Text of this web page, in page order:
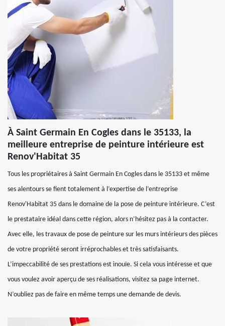
À Saint Germain En Cogles dans le 35133, la
meilleure entreprise de peinture intérieure est
Renov'Habitat 35
Tous les propriétaires à Saint Germain En Cogles dans le 35133 et même
ses alentours se fient totalement à l’expertise de l’entreprise
Renov'Habitat 35 dans le domaine de la pose de peinture intérieure. C’est
le prestataire idéal dans cette région, alors n’hésitez pas à la contacter.
Avec elle, les travaux de pose de peinture sur les murs intérieurs des pièces
de votre propriété seront irréprochables et très satisfaisants.
L’impeccabilité de ses prestations est inouïe. Si cela vous intéresse et que
vous voulez avoir aperçu de ses réalisations, visitez sa page internet.
N’oubliez pas de faire en même temps une demande de devis.